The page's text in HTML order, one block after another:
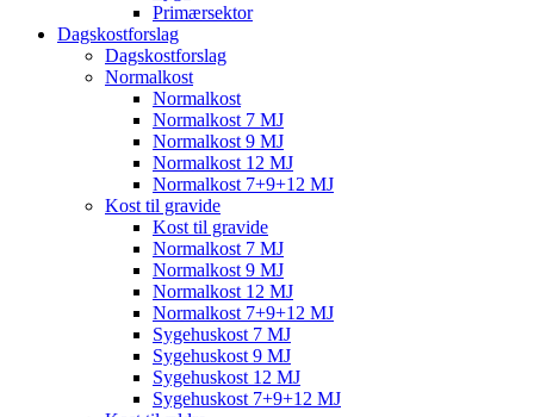
Primærsektor
Dagskostforslag
Dagskostforslag
Normalkost
Normalkost
Normalkost 7 MJ
Normalkost 9 MJ
Normalkost 12 MJ
Normalkost 7+9+12 MJ
Kost til gravide
Kost til gravide
Normalkost 7 MJ
Normalkost 9 MJ
Normalkost 12 MJ
Normalkost 7+9+12 MJ
Sygehuskost 7 MJ
Sygehuskost 9 MJ
Sygehuskost 12 MJ
Sygehuskost 7+9+12 MJ